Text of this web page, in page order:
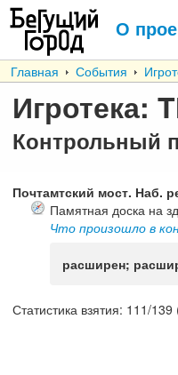
О
Главная События
Игротека:
Контрольный
Почтамтский мост. Наб.
Памятная доска на
Что произошло в
расширен;
Статистика взятия: 111/139